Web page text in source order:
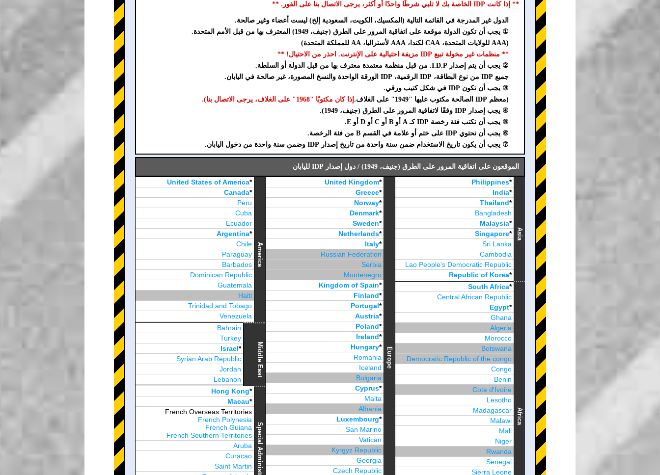
** إذا كانت IDP الخاصة بك لا تلبي شرطًا واحدًا أو أكثر، يرجى الاتصال بنا على الفور. **
الدول غير المدرجة في القائمة التالية (المكسيك، الكويت، السعودية إلخ) ليست أعضاء وغير صالحة.
① يجب أن تكون الدولة موقعة على اتفاقية المرور على الطرق (جنيف، 1949) المعترف بها من قبل الأمم المتحدة.
(AAA للولايات المتحدة، CAA لكندا، AAA لأستراليا، AA للمملكة المتحدة)
** منظمات غير مخولة تبيع IDP مزيفة احتيالية على الإنترنت. احذر من الاحتيال! **
② يجب أن يتم إصدار I.D.P. من قبل منظمة معتمدة معترف بها من قبل الدولة أو السلطة.
جميع IDP من نوع البطاقة، IDP الرقمية، IDP الورقة الواحدة والنسخ المصورة، غير صالحة في اليابان.
③ يجب أن تكون IDP في شكل كتيب ورقي.
(معظم IDP الصالحة مكتوب عليها "1949" على الغلاف.
إذا كان مكتوبًا "1968" على الغلاف، يرجى الاتصال بنا).
④ يجب إصدار IDP وفقًا لاتفاقية المرور على الطرق (جنيف، 1949).
⑤ يجب أن تكتب فئة رخصة IDP كـ A أو B أو C أو D أو E.
⑥ يجب أن تحتوي IDP على ختم أو علامة في القسم B من فئة الرخصة.
⑦ يجب أن يكون تاريخ الاستخدام ضمن سنة واحدة من تاريخ إصدار IDP وضمن سنة واحدة من دخول اليابان.
الموقعون على اتفاقية المرور على الطرق (جنيف، 1949) / دول إصدار IDP لليابان
Asia
*
Philippines
*
India
*
Thailand
Bangladesh
*
Malaysia
*
Singapore
Sri Lanka
Cambodia
Lao People's Democratic Republic
*
Republic of Korea
Brunei Darussalam
Africa
*
South Africa
Central African Republic
*
Egypt
Ghana
Algeria
Morocco
Botswana
Democratic Republic of the congo
Congo
Benin
Cote d'Ivoire
Lesotho
Madagascar
Malawi
Mali
Niger
Rwanda
Senegal
Sierra Leone
Europe
*
United Kingdom
*
Greece
*
Norway
*
Denmark
*
Sweden
*
Netherlands
*
Italy
Russian Federation
Serbia
Montenegro
*
Kingdom of Spain
*
Finland
*
Portugal
*
Austria
*
Poland
*
Ireland
*
Hungary
Romania
Iceland
Bulgaria
*
Cyprus
Malta
Albania
*
Luxembourg
San Marino
Vatican
Kyrgyz Republic
Georgia
Czech Republic
America
*
United States of America
*
Canada
Peru
Cuba
Ecuador
*
Argentina
Chile
Paraguay
Barbados
Dominican Republic
Guatemala
Haiti
Trinidad and Tobago
Venezuela
Jamaica
Middle East
Bahrain
Turkey
*
Israel
Syrian Arab Republic
Jordan
Lebanon
*
United Arab Emirates *
Hong Kong
*
Macau
French Overseas Territories
French Polynesia
French Guiana
French Southern Territories
Aruba
Curacao
Saint Martin